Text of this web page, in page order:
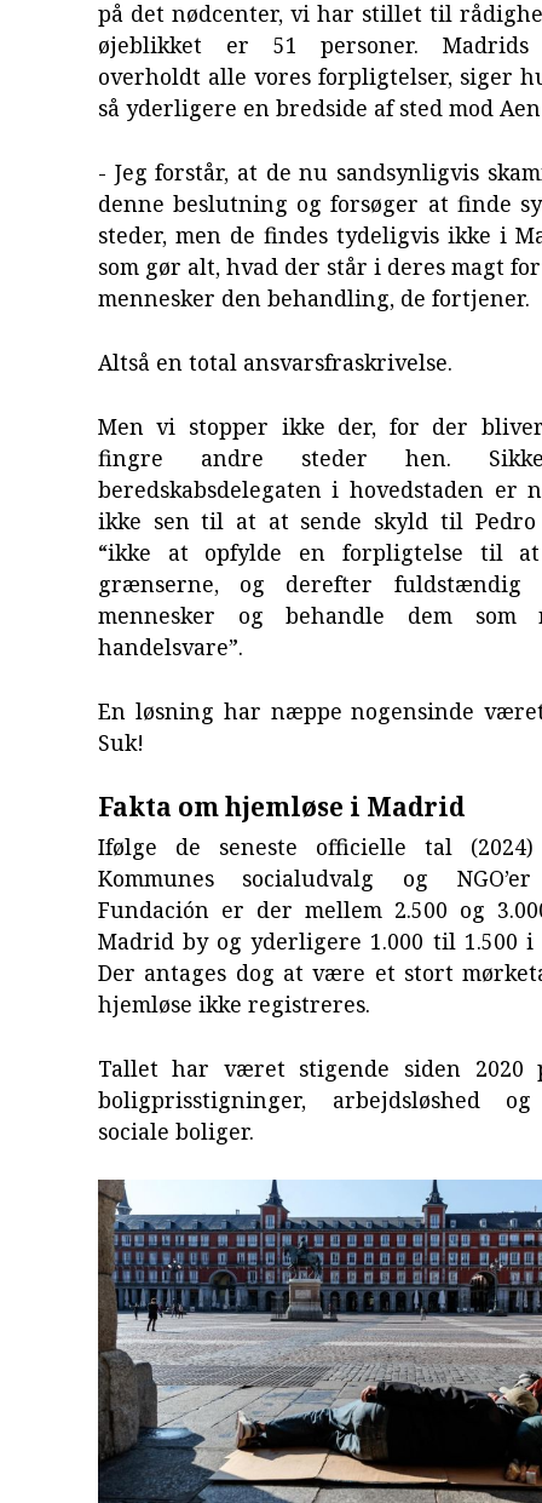
på det nødcenter, vi har stillet til
øjeblikket er 51 personer.
overholdt alle vores forpligtelser, siger
så yderligere en bredside af sted mod
- Jeg forstår, at de nu sandsynligvis
denne beslutning og forsøger at finde
steder, men de findes tydeligvis ikke i
som gør alt, hvad der står i deres magt
mennesker den behandling, de fortjener.
Altså en total ansvarsfraskrivelse.
Men vi stopper ikke der, for der
fingre andre steder hen.
beredskabsdelegaten i hovedstaden er
ikke sen til at at sende skyld til Pedro
“ikke at opfylde en forpligtelse til
grænserne, og derefter fuldstændig
mennesker og behandle dem som
handelsvare”.
En løsning har næppe nogensinde
Suk!
Fakta om hjemløse i Madrid
Ifølge de seneste officielle tal
Kommunes socialudvalg og
Fundación er der mellem 2.500 og
Madrid by og yderligere 1.000 til 1.500
Der antages dog at være et stort
hjemløse ikke registreres.
Tallet har været stigende siden 2020
boligprisstigninger, arbejdsløshed
sociale boliger.